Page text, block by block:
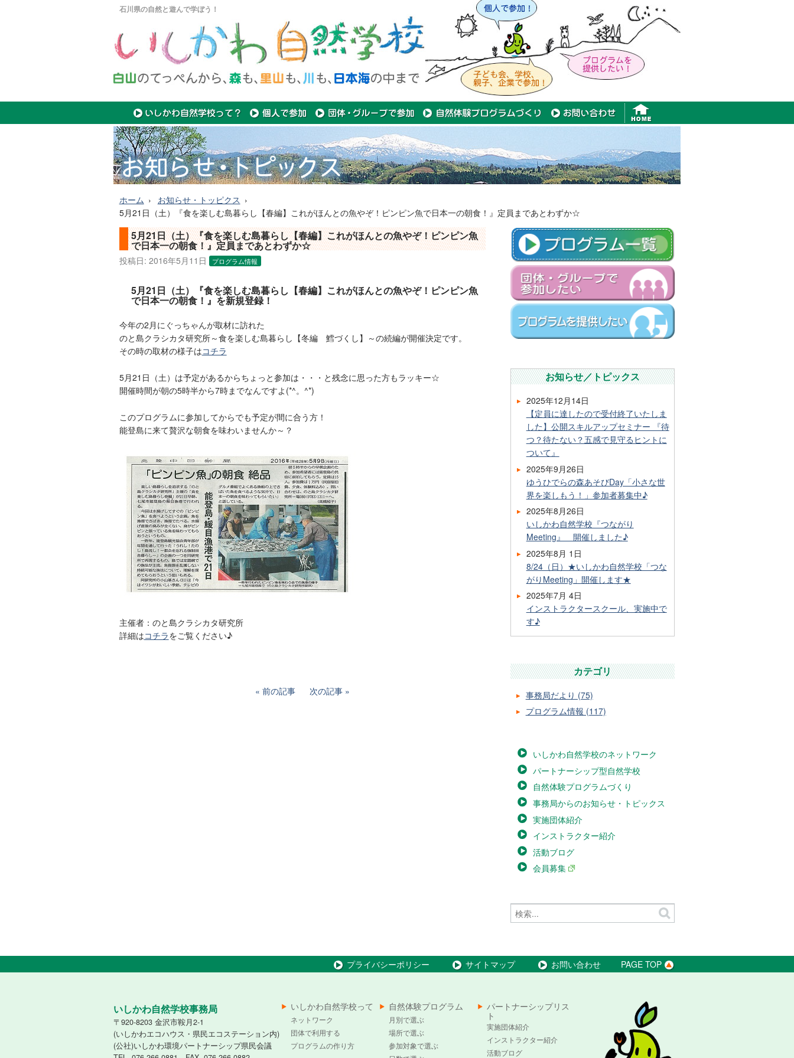
石川県の自然と遊んで学ぼう！
ホーム
お知らせ・トッピクス
5月21日（土）『食を楽しむ島暮らし【春編】これがほんとの魚やぞ！ピンピン魚で日本一の朝食！』定員まであとわずか☆
5月21日（土）『食を楽しむ島暮らし【春編】これがほんとの魚やぞ！ピンピン魚
で日本一の朝食！』定員まであとわずか☆
投稿日: 2016年5月11日 プログラム情報
5月21日（土）『食を楽しむ島暮らし【春編】これがほんとの魚やぞ！ピンピン魚
で日本一の朝食！』を新規登録！
今年の2月にぐっちゃんが取材に訪れた
のと島クラシカタ研究所～食を楽しむ島暮らし【冬編 鱈づくし】～の続編が開催決定です。
その時の取材の様子はコチラ
5月21日（土）は予定があるからちょっと参加は・・・と残念に思った方もラッキー☆
開催時間が朝の5時半から7時までなんですよ(*^。^*)
このプログラムに参加してからでも予定が間に合う方！
能登島に来て贅沢な朝食を味わいませんか～？
主催者：のと島クラシカタ研究所
詳細はコチラをご覧ください♪
前の記事 次の記事
お知らせ／トピックス
2025年12月14日
【定員に達したので受付終了いたしま
した】公開スキルアップセミナー 『待
つ？待たない？五感で見守るヒントに
ついて』
2025年9月26日
ゆうひでらの森あそびDay「小さな世
界を楽しもう！」参加者募集中♪
2025年8月26日
いしかわ自然学校『つながり
Meeting』 開催しました♪
2025年8月 1日
8/24（日）★いしかわ自然学校「つな
がりMeeting」開催します★
2025年7月 4日
インストラクタースクール、実施中で
す♪
カテゴリ
事務局だより (75)
プログラム情報 (117)
いしかわ自然学校のネットワーク
パートナーシップ型自然学校
自然体験プログラムづくり
事務局からのお知らせ・トピックス
実施団体紹介
インストラクター紹介
活動ブログ
会員募集
プライバシーポリシー サイトマップ お問い合わせ PAGE TOP
いしかわ自然学校事務局
〒920-8203 金沢市鞍月2-1
(いしかわエコハウス・県民エコステーション内)
(公社)いしかわ環境パートナーシップ県民会議
いしかわ自然学校って
ネットワーク
団体で利用する
プログラムの作り方
自然体験プログラム
月別で選ぶ
場所で選ぶ
参加対象で選ぶ
パートナーシップリス
ト
実施団体紹介
インストラクター紹介
活動ブログ